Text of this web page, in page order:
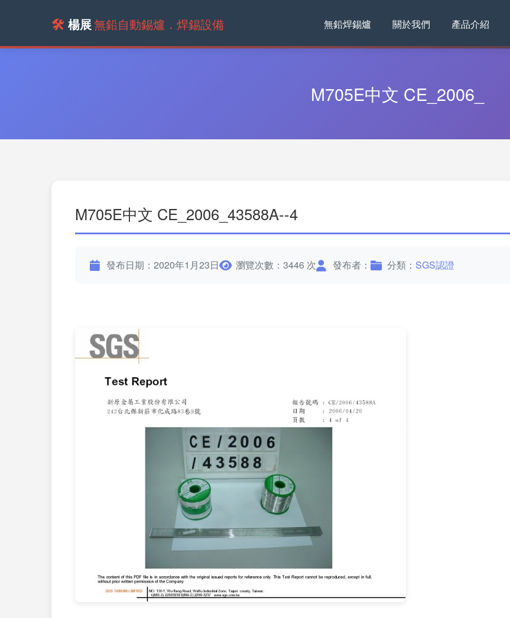
🛠️ 楊展無鉛自動錫爐．焊錫設備 無鉛焊錫爐 關於我們 產品介紹
M705E中文 CE_2006_
M705E中文 CE_2006_43588A--4
發布日期：2020年1月23日 瀏覽次數：3446 次 發布者： 分類： SGS認證